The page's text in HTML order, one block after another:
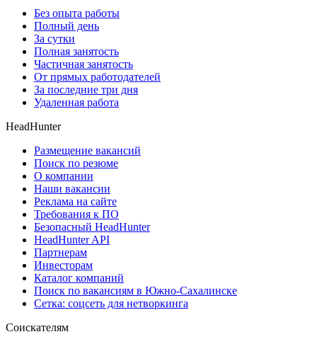
Без опыта работы
Полный день
За сутки
Полная занятость
Частичная занятость
От прямых работодателей
За последние три дня
Удаленная работа
HeadHunter
Размещение вакансий
Поиск по резюме
О компании
Наши вакансии
Реклама на сайте
Требования к ПО
Безопасный HeadHunter
HeadHunter API
Партнерам
Инвесторам
Каталог компаний
Поиск по вакансиям в Южно-Сахалинске
Сетка: соцсеть для нетворкинга
Соискателям